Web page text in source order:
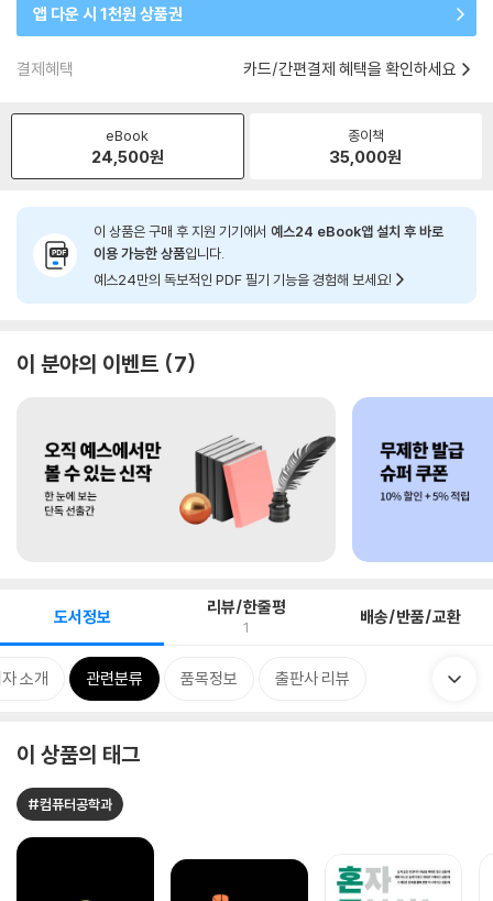
앱 다운 시 1천원 상품권
결제혜택 카드/간편결제 혜택을 확인하세요
eBook
24,500원
종이책
35,000원
이 상품은 구매 후 지원 기기에서 예스24 eBook앱 설치 후 바로
이용 가능한 상품입니다.
예스24만의 독보적인 PDF 필기 기능을 경험해 보세요!
이 분야의 이벤트 7
도서정보 리뷰/한줄평
1 배송/반품/교환
소개 관련분류 품목정보 출판사 리뷰
이 상품의 태그
#컴퓨터공학과